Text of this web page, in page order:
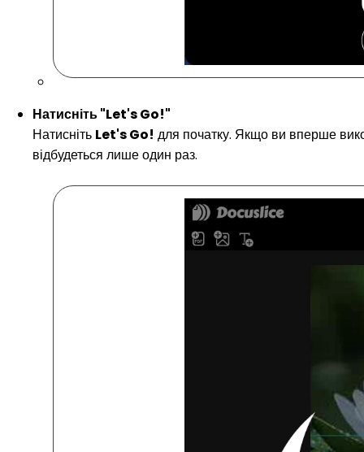
Натисніть "Let's Go!"
Натисніть Let's Go! для початку. Якщо ви вперше
відбудеться лише один раз.